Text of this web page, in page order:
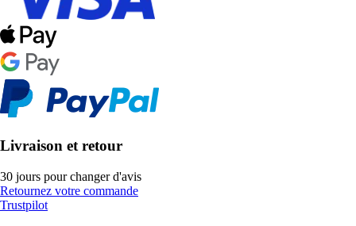
Livraison et retour
30 jours pour changer d'avis
Retournez votre commande
Trustpilot